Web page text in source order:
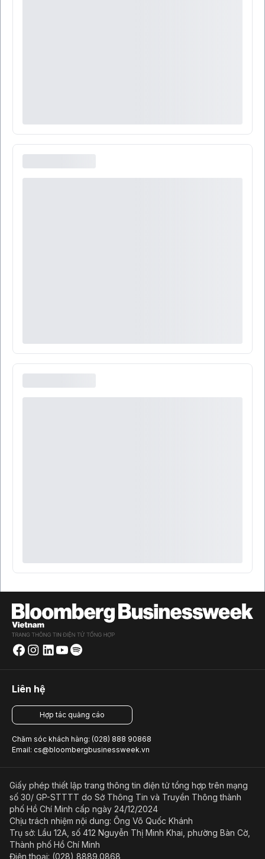
Liên hệ
Hợp tác quảng cáo
Chăm sóc khách hàng: (028) 888 90868
Email: cs@bloombergbusinessweek.vn
Giấy phép thiết lập trang thông tin điện tử tổng hợp trên mạng
số 30/ GP-STTTT do Sở Thông Tin và Truyền Thông thành
phố Hồ Chí Minh cấp ngày 24/12/2024
Chịu trách nhiệm nội dung: Ông Võ Quốc Khánh
Trụ sở: Lầu 12A, số 412 Nguyễn Thị Minh Khai, phường Bàn Cờ,
Thành phố Hồ Chí Minh
Điện thoại: (028) 8889.0868